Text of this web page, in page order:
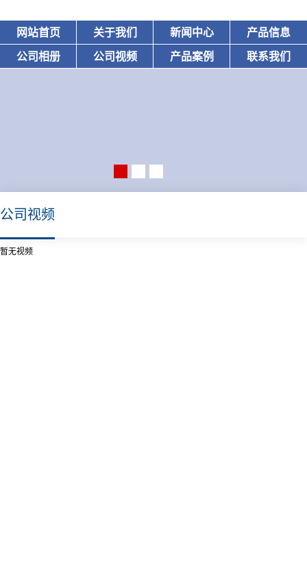
网站首页 关于我们 新闻中心 产品信息
公司相册 公司视频 产品案例 联系我们
公司视频
暂无视频